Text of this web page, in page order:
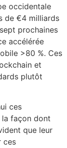
occidentale
de €4 milliards
prochaines
accélérée
>80 %. Ces
et
plutôt
ces
façon dont
que leur
ces